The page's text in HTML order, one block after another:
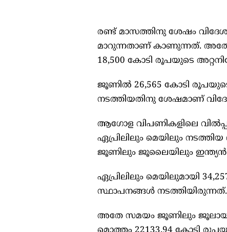
രണ്ട്‌ മാസത്തിനു ശേഷം
മാറുന്നതാണ്‌ കാണുന്നത്‌.
18,500 കോടി രൂപയുടെ
ജൂണില്‍ 26,565 കോടി
നടത്തിയതിനു ശേഷമാണ്‌
ആഗോള വിപണികളിലെ
ഏപ്രിലിലും മെയിലും
ജൂണിലും ജൂലൈയിലും ഇന്ത്യന്‍
ഏപ്രിലിലും മെയിലുമായി
സ്ഥാപനങ്ങള്‍ നടത്തിയിരുന്നത്‌.
അതേ സമയം ജൂണിലും